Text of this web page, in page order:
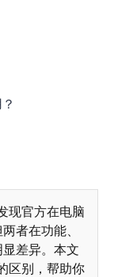
现官方在电脑
者在功能、
差异。本文
区别，帮助你